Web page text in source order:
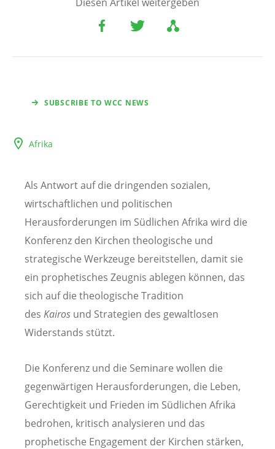
Diesen Artikel weitergeben
SUBSCRIBE TO WCC NEWS
Afrika
Als Antwort auf die dringenden sozialen,
wirtschaftlichen und politischen
Herausforderungen im Südlichen Afrika wird die
Konferenz den Kirchen theologische und
strategische Werkzeuge bereitstellen, damit sie
ein prophetisches Zeugnis ablegen können, das
sich auf die theologische Tradition
des Kairos und Strategien des gewaltlosen
Widerstands stützt.
Die Konferenz und die Seminare wollen die
gegenwärtigen Herausforderungen, die Leben,
Gerechtigkeit und Frieden im Südlichen Afrika
bedrohen, kritisch analysieren und das
prophetische Engagement der Kirchen stärken,